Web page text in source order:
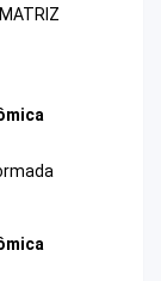
MATRIZ